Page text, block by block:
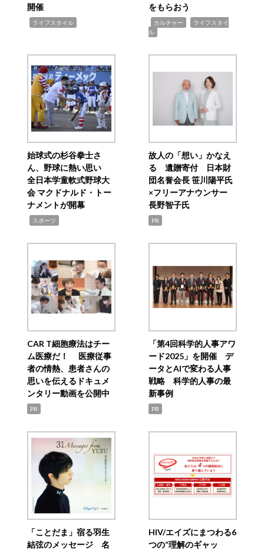
開催
ライフスタイル
をもらおう
カルチャー
ライフスタイ
ル
始球式の杉谷拳士さ
ん、野球に熱い思い
全日本学童軟式野球大
会 マクドナルド・トー
ナメントが開幕
スポーツ
故人の「想い」かなえ
る 遺贈寄付 日本財
団名誉会長 笹川陽平氏
×フリーアナウンサー
長野智子氏
PR
CAR T細胞療法はチー
ム医療だ！ 医療従事
者の情熱、患者さんの
思いを伝えるドキュメ
ンタリー動画を公開中
PR
「第4回科学的人事アワ
ード2025」を開催 デ
ータとAIで変わる人事
戦略 科学的人事の最
新事例
PR
「ことだま」宿る羽生
結弦のメッセージ 名
HIV/エイズにまつわる6
つの“理解のギャッ